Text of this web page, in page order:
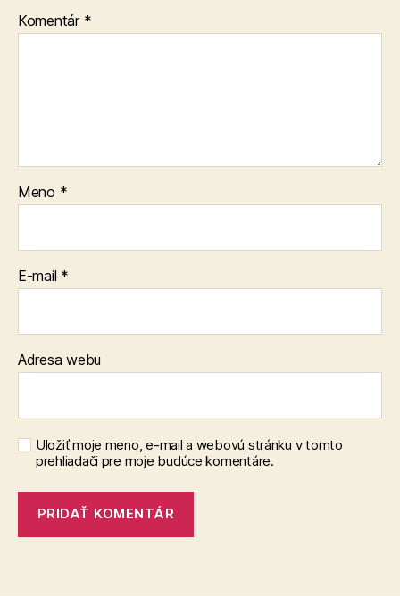
Komentár *
Meno *
E-mail *
Adresa webu
Uložiť moje meno, e-mail a webovú stránku v tomto
prehliadači pre moje budúce komentáre.